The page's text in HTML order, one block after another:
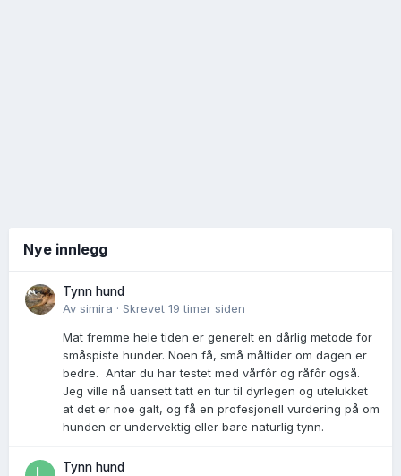
Nye innlegg
Tynn hund
Av simira · Skrevet 19 timer siden
Mat fremme hele tiden er generelt en dårlig metode for
småspiste hunder. Noen få, små måltider om dagen er
bedre. Antar du har testet med vårfôr og råfôr også.
Jeg ville nå uansett tatt en tur til dyrlegen og utelukket
at det er noe galt, og få en profesjonell vurdering på om
hunden er undervektig eller bare naturlig tynn.
Tynn hund